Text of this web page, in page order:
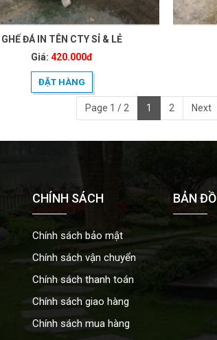
GHẾ ĐÁ IN TÊN CTY SỈ & LẺ
Giá: 420.000đ
ĐẶT HÀNG
Page 1 / 2 1 2 Next
CHÍNH SÁCH
Chính sách bảo mật
Chính sách vận chuyển
Chính sách thanh toán
Chính sách giao hàng
Chính sách mua hàng
BẢN ĐỒ